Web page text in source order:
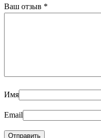
Ваш отзыв *
Имя
Email